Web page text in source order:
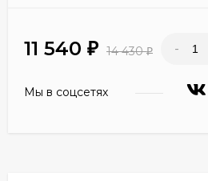
11 540 ₽ 14 430₽ -
Мы в соцсетях